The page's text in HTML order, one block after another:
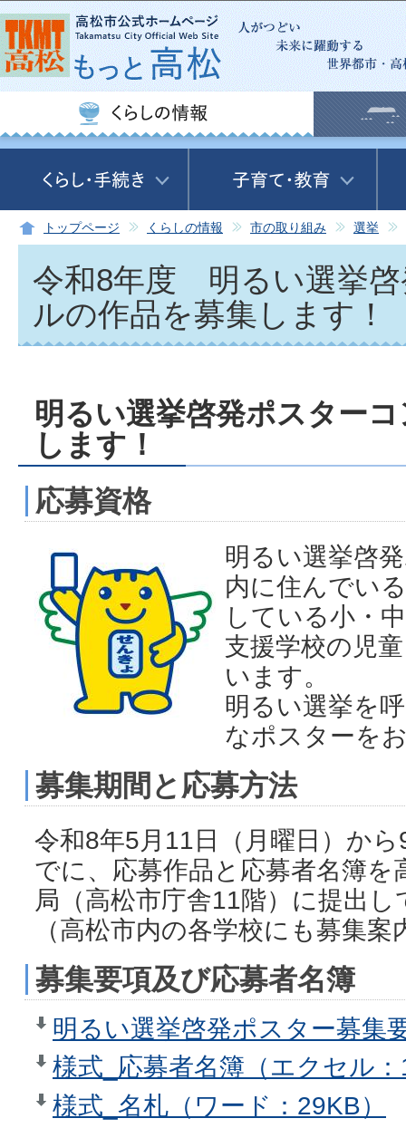
この
トップページ くらしの情報 市の取り組み 選挙
令和8年度 明るい選挙
ルの作品を募集します！
明るい選挙啓発ポスター
します！
応募資格
明るい選挙啓
内に住んでい
している小・
支援学校の児
います。
明るい選挙を
なポスターを
募集期間と応募方法
令和8年5月11日（月曜日）か
でに、応募作品と応募者名簿を
局（高松市庁舎11階）に提出
（高松市内の各学校にも募集
募集要項及び応募者名簿
明るい選挙啓発ポスター募集
様式_応募者名簿（エクセル
様式_名札（ワード：29KB）